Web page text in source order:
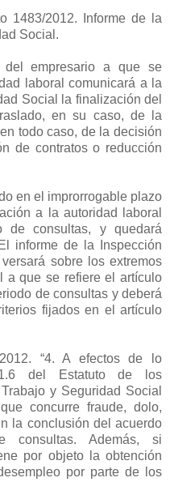
1483/2012. Informe de la
Social.
del empresario a que se
laboral comunicará a la
Social la finalización del
en su caso, de la
todo caso, de la decisión
de contratos o reducción
en el improrrogable plazo
a la autoridad laboral
consultas, y quedará
informe de la Inspección
sobre los extremos
a que se refiere el artículo
de consultas y deberá
fijados en el artículo
“4. A efectos de lo
del Estatuto de los
y Seguridad Social
concurre fraude, dolo,
la conclusión del acuerdo
consultas. Además, si
por objeto la obtención
por parte de los